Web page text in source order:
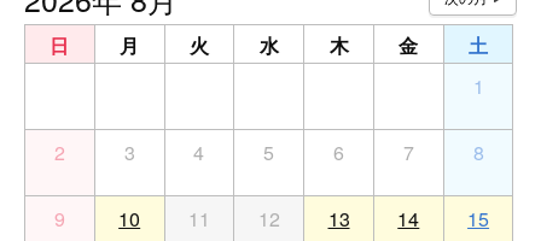
日 月 火 水 木 金
土
1
2 3 4 5 6 7 8
9 10 11 12 13 14 15